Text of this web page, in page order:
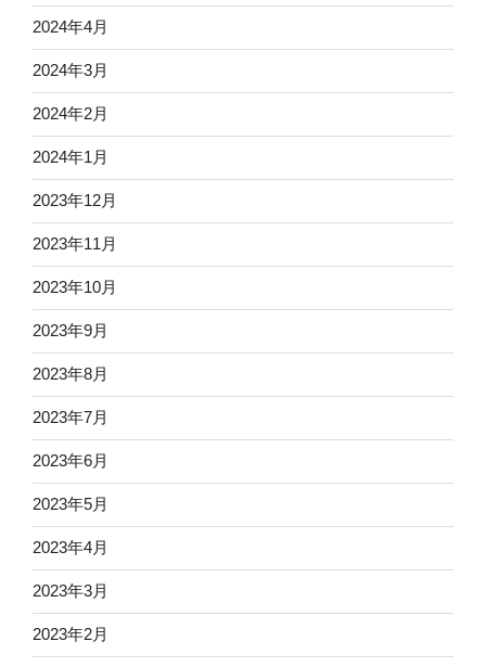
2024年4月
2024年3月
2024年2月
2024年1月
2023年12月
2023年11月
2023年10月
2023年9月
2023年8月
2023年7月
2023年6月
2023年5月
2023年4月
2023年3月
2023年2月